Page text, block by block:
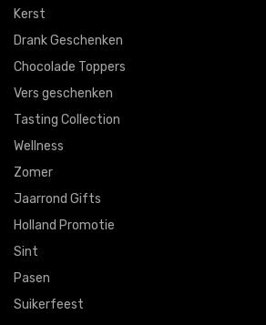
Kerst
Drank Geschenken
Chocolade Toppers
Vers geschenken
Tasting Collection
Wellness
Zomer
Jaarrond Gifts
Holland Promotie
Sint
Pasen
Suikerfeest